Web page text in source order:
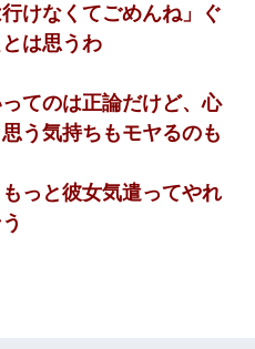
けなくてごめんね」ぐ
は思うわ
てのは正論だけど、心
う気持ちもモヤるのも
っと彼女気遣ってやれ